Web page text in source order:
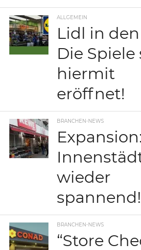
ALLGEMEIN
Lidl in den
Die Spiele
hiermit
eröffnet!
BRANCHEN-NEWS
Expansion:
wieder
spannend!
BRANCHEN-NEWS
“Store